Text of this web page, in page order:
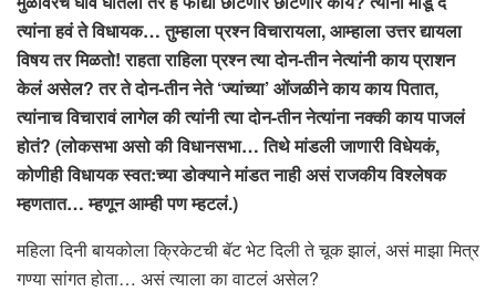
त्यांना हवं ते विधायक… तुम्हाला प्रश्न विचारायला, आम्हाला उत्तर द्यायला
विषय तर मिळतो! राहता राहिला प्रश्न त्या दोन-तीन नेत्यांनी काय प्राशन
केलं असेल? तर ते दोन-तीन नेते ‘ज्यांच्या’ ओंजळीने काय काय पितात,
त्यांनाच विचारावं लागेल की त्यांनी त्या दोन-तीन नेत्यांना नक्की काय पाजलं
होतं? (लोकसभा असो की विधानसभा… तिथे मांडली जाणारी विधेयकं,
कोणीही विधायक स्वत:च्या डोक्याने मांडत नाही असं राजकीय विश्लेषक
म्हणतात… म्हणून आम्ही पण म्हटलं.)
महिला दिनी बायकोला क्रिकेटची बॅट भेट दिली ते चूक झालं, असं माझा मित्र
गण्या सांगत होता… असं त्याला का वाटलं असेल?